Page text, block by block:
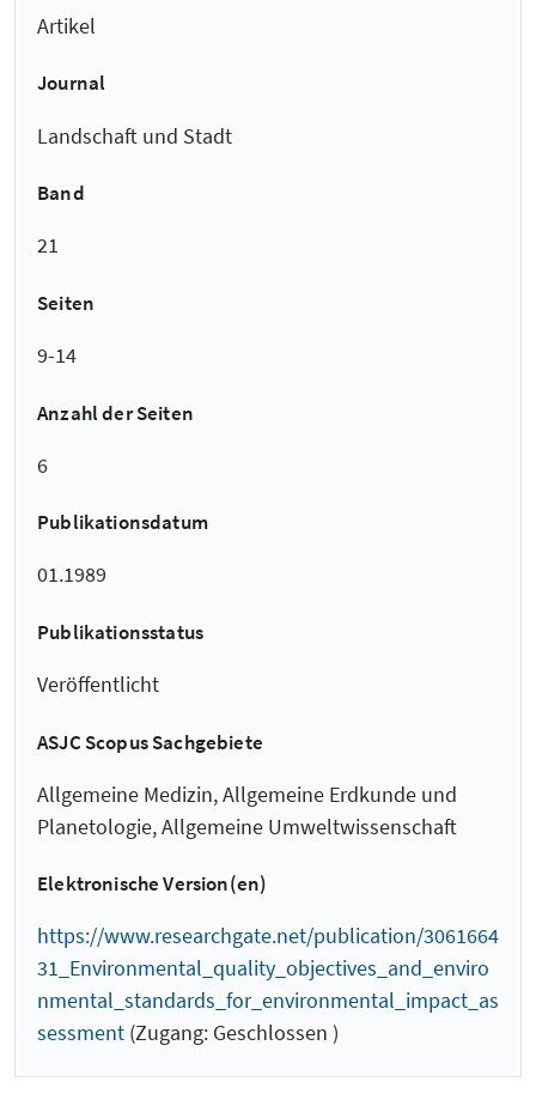
Artikel
Journal
Landschaft und Stadt
Band
21
Seiten
9-14
Anzahl der Seiten
6
Publikationsdatum
01.1989
Publikationsstatus
Veröffentlicht
ASJC Scopus Sachgebiete
Allgemeine Medizin, Allgemeine Erdkunde und
Planetologie, Allgemeine Umweltwissenschaft
Elektronische Version(en)
https://www.researchgate.net/publication/3061664
31_Environmental_quality_objectives_and_enviro
nmental_standards_for_environmental_impact_as
sessment (Zugang: Geschlossen )